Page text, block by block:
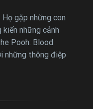
gặp những con
những cảnh
Pooh: Blood
những thông điệp